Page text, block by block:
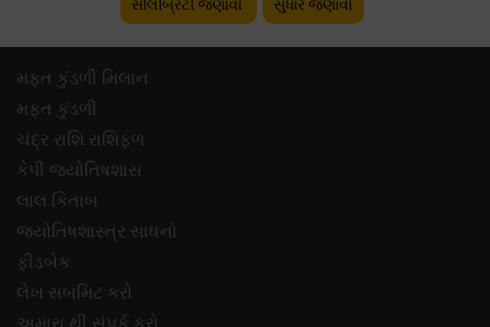
સેલિબ્રિટી જણાવો સુધાર જણાવો
મફ્ત કુંડળી મિલાન
મફ્ત કુંડળી
ચંદ્ર રાશિ રાશિફળ
કેપી જ્યોતિષશાસ
લાલ કિતાબ
જ્યોતિષશાસ્ત્ર સાધનો
ફીડબેક
લેખ સબમિટ કરો